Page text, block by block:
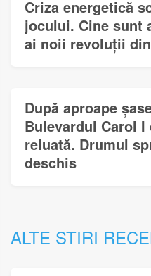
Criza energetică
jocului. Cine sunt
ai noii revoluții
După aproape
Bulevardul Carol
reluată. Drumul
deschis
ALTE STIRI